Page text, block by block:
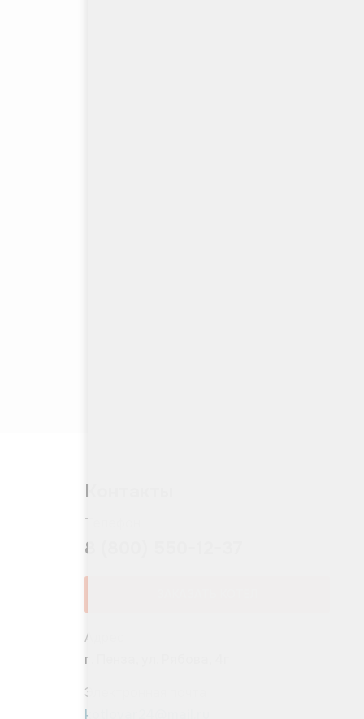
Контакты
Телефон
8 (800) 550-12-37
Адрес
г. Пенза, ул. Рябова, 4г
Электронная почта
kotlovar24@mail.ru